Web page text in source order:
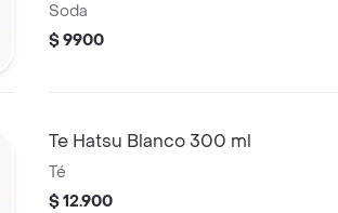
Soda
$ 9900
Te Hatsu Blanco 300 ml
Té
$ 12.900